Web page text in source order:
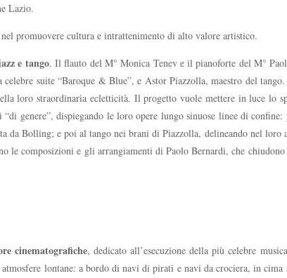
Lazio.
promuovere cultura e intrattenimento di alto valore artistico.
e tango. Il flauto del M° Monica Tenev e il pianoforte del M°
suite “Baroque & Blue”, e Astor Piazzolla, maestro del
loro straordinaria ecletticità. Il progetto vuole mettere in luce lo
genere”, dispiegando le loro opere lungo sinuose linee di
da Bolling; e poi al tango nei brani di Piazzolla, delineando nel loro
le composizioni e gli arrangiamenti di Paolo Bernardi, che
cinematografiche, dedicato all’esecuzione della più celebre
lontane: a bordo di navi di pirati e navi da crociera, in cima